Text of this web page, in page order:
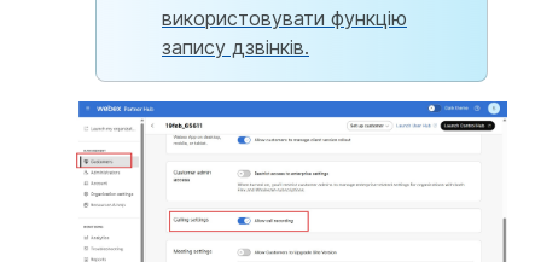
використовувати функцію
запису дзвінків.